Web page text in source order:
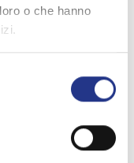
o che hanno